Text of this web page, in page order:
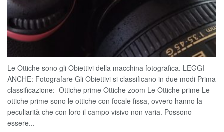
Le Ottiche sono gli Obiettivi della macchina fotografica. LEGGI
ANCHE: Fotografare Gli Obiettivi si classificano in due modi Prima
classificazione: Ottiche prime Ottiche zoom Le Ottiche prime Le
ottiche prime sono le ottiche con focale fissa, ovvero hanno la
peculiarità che con loro il campo visivo non varia. Possono
essere...